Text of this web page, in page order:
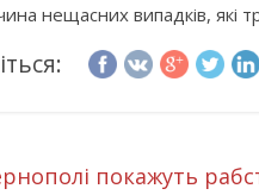
нещасних випадків, які
покажуть